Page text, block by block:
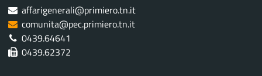
affarigenerali@primiero.tn.it
comunita@pec.primiero.tn.it
0439.64641
0439.62372